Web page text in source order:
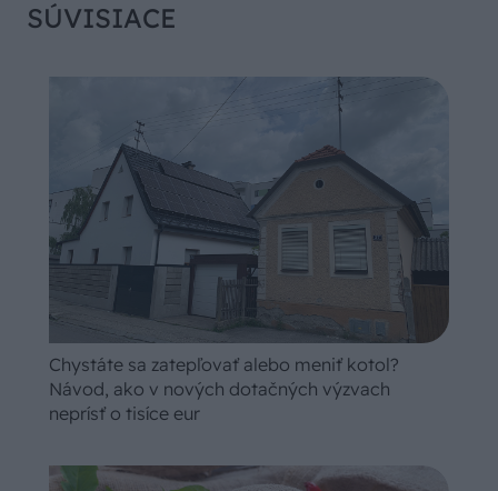
SÚVISIACE
Chystáte sa zatepľovať alebo meniť kotol?
Návod, ako v nových dotačných výzvach
neprísť o tisíce eur